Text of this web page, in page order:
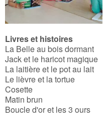
Livres et histoires
La Belle au bois dormant
Jack et le haricot magique
La laitière et le pot au lait
Le lièvre et la tortue
Cosette
Matin brun
Boucle d'or et les 3 ours